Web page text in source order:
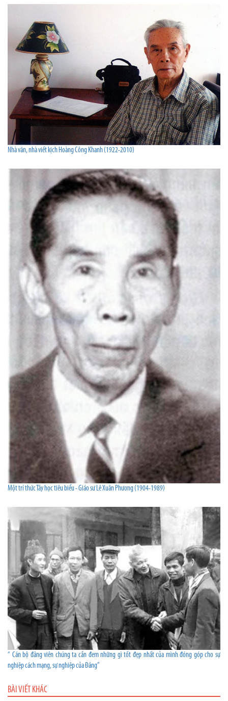
Nhà văn, nhà viết kịch Hoàng Công Khanh (1922-2010)
Một trí thức Tây học tiêu biểu - Giáo sư Lê Xuân Phương (1904-1989)
“ Cán bộ đảng viên chúng ta cần đem những gì tốt đẹp nhất của mình đóng góp cho sự
nghiệp cách mạng, sự nghiệp của Đảng”
BÀI VIẾT KHÁC